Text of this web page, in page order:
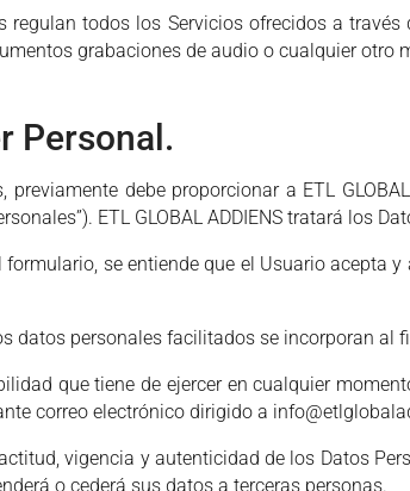
regulan todos los Servicios ofrecidos a
grabaciones de audio o cualquier
Personal.
debe proporcionar a ETL
ETL GLOBAL ADDIENS tratará los
se entiende que el Usuario acepta
datos personales facilitados se incorporan al
que tiene de ejercer en cualquier
correo electrónico dirigido a
vigencia y autenticidad de los Datos
o cederá sus datos a terceras personas.